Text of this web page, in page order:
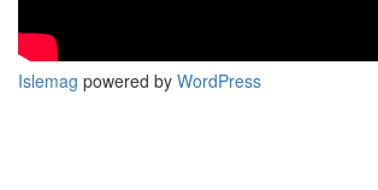
Islemag powered by WordPress